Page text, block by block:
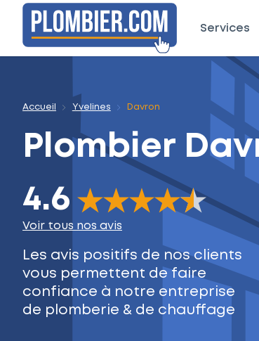
Services
Accueil Yvelines Davron
Plombier
4.6
The rating of this product is
Voir tous nos avis
Les avis positifs de nos clients
vous permettent de faire
confiance à notre entreprise
de plomberie & de chauffage